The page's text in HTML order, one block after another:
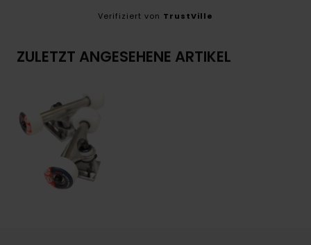
Verifiziert von TrustVille
ZULETZT ANGESEHENE ARTIKEL